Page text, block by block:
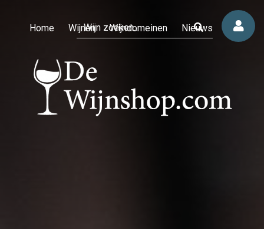
Home Wijnen Wijndomeinen Nieuws